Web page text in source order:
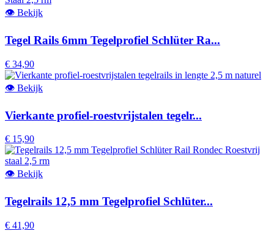
👁 Bekijk
Tegel Rails 6mm Tegelprofiel Schlüter Ra...
€ 34,90
👁 Bekijk
Vierkante profiel-roestvrijstalen tegelr...
€ 15,90
👁 Bekijk
Tegelrails 12,5 mm Tegelprofiel Schlüter...
€ 41,90